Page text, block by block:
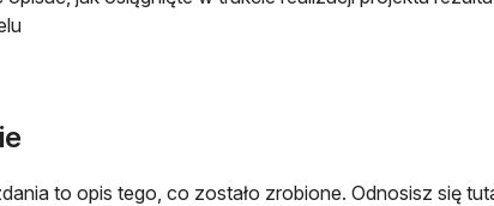
to opis tego, co zostało zrobione. Odnosisz się